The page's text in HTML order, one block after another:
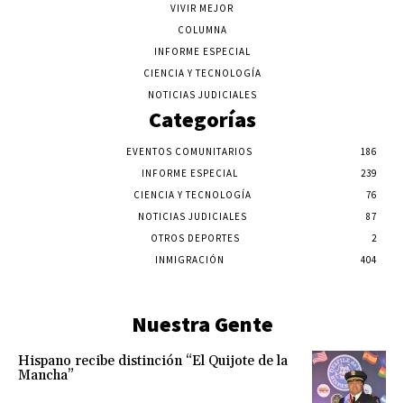
VIVIR MEJOR
COLUMNA
INFORME ESPECIAL
CIENCIA Y TECNOLOGÍA
NOTICIAS JUDICIALES
Categorías
EVENTOS COMUNITARIOS
186
INFORME ESPECIAL
239
CIENCIA Y TECNOLOGÍA
76
NOTICIAS JUDICIALES
87
OTROS DEPORTES
2
INMIGRACIÓN
404
Nuestra Gente
Hispano recibe distinción “El Quijote de la
Mancha”